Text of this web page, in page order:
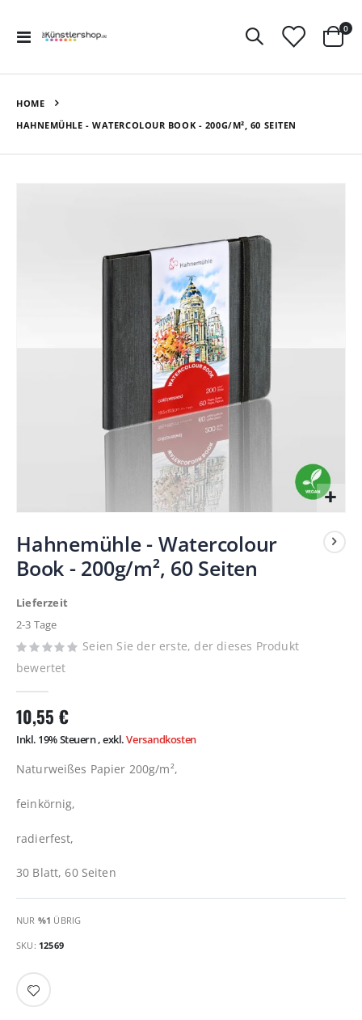
Navigation
0
HOME
HAHNEMÜHLE - WATERCOLOUR BOOK - 200G/M², 60 SEITEN
Anfang
der
springen
Hahnemühle - Watercolour
Book - 200g/m², 60 Seiten
Lieferzeit
2-3 Tage
Seien Sie der erste, der dieses Produkt
bewertet
10,55 €
Inkl. 19% Steuern,exkl.Versandkosten
Naturweißes Papier 200g/m²,
feinkörnig,
radierfest,
30 Blatt, 60 Seiten
NUR %1 ÜBRIG
SKU 12569